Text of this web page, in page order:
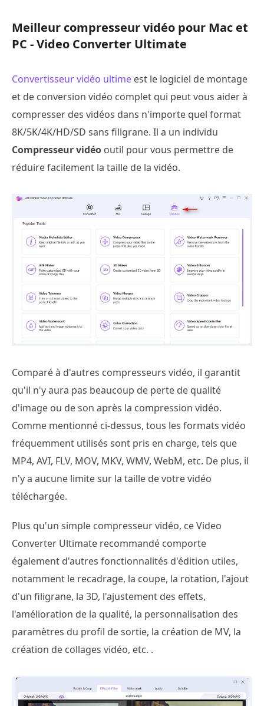
Meilleur compresseur vidéo pour Mac et
PC - Video Converter Ultimate
Convertisseur vidéo ultime est le logiciel de montage
et de conversion vidéo complet qui peut vous aider à
compresser des vidéos dans n'importe quel format
8K/5K/4K/HD/SD sans filigrane. Il a un individu
Compresseur vidéo outil pour vous permettre de
réduire facilement la taille de la vidéo.
Comparé à d'autres compresseurs vidéo, il garantit
qu'il n'y aura pas beaucoup de perte de qualité
d'image ou de son après la compression vidéo.
Comme mentionné ci-dessus, tous les formats vidéo
fréquemment utilisés sont pris en charge, tels que
MP4, AVI, FLV, MOV, MKV, WMV, WebM, etc. De plus, il
n'y a aucune limite sur la taille de votre vidéo
téléchargée.
Plus qu'un simple compresseur vidéo, ce Video
Converter Ultimate recommandé comporte
également d'autres fonctionnalités d'édition utiles,
notamment le recadrage, la coupe, la rotation, l'ajout
d'un filigrane, la 3D, l'ajustement des effets,
l'amélioration de la qualité, la personnalisation des
paramètres du profil de sortie, la création de MV, la
création de collages vidéo, etc. .